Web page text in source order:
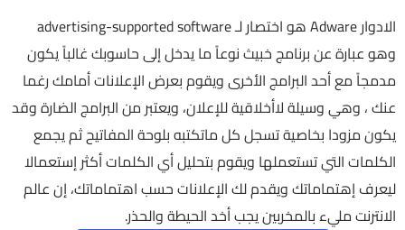
الادوار Adware هو اختصار لـ advertising-supported software
وهو عبارة عن برنامج خبيث نوعاً ما يدخل إلى حاسوبك غالباً يكون
مدمجاً مع أحد البرامج الأخرى ويقوم بعرض الإعلانات أمامك رغما
عنك ، وهي وسيلة لاأخلاقية للإعلان، ويعتبر من البرامج الضارة وقد
يكون مزودا بخاصية تسجل كل ماتكتبه بلوحة المفاتيح ثم يجمع
الكلمات التي تستعملها ويقوم بتحليل أي الكلمات أكثر إستعمالا
ليعرف إهتماماتك ويقدم لك الإعلانات حسب اهتماماتك، إن عالم
الانترنت مليء بالمخربين يجب أخد الحيطة والحذر.